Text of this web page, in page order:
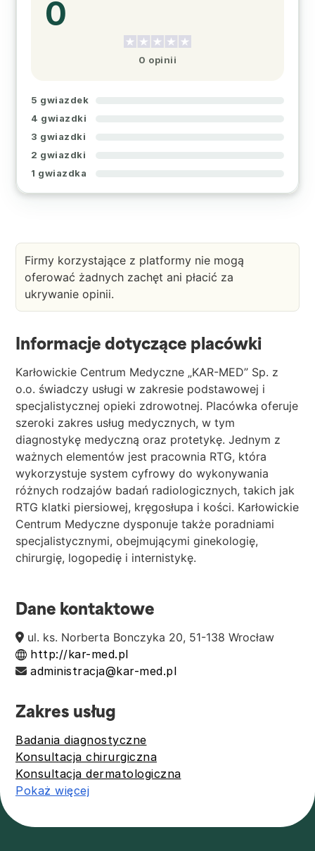
0
0 opinii
5 gwiazdek
4 gwiazdki
3 gwiazdki
2 gwiazdki
1 gwiazdka
Firmy korzystające z platformy nie mogą
oferować żadnych zachęt ani płacić za
ukrywanie opinii.
Informacje dotyczące placówki
Karłowickie Centrum Medyczne „KAR-MED” Sp. z
o.o. świadczy usługi w zakresie podstawowej i
specjalistycznej opieki zdrowotnej. Placówka oferuje
szeroki zakres usług medycznych, w tym
diagnostykę medyczną oraz protetykę. Jednym z
ważnych elementów jest pracownia RTG, która
wykorzystuje system cyfrowy do wykonywania
różnych rodzajów badań radiologicznych, takich jak
RTG klatki piersiowej, kręgosłupa i kości. Karłowickie
Centrum Medyczne dysponuje także poradniami
specjalistycznymi, obejmującymi ginekologię,
chirurgię, logopedię i internistykę.
Dane kontaktowe
ul. ks. Norberta Bonczyka 20, 51-138 Wrocław
http://kar-med.pl
administracja@kar-med.pl
Zakres usług
Badania diagnostyczne
Konsultacja chirurgiczna
Konsultacja dermatologiczna
Pokaż więcej